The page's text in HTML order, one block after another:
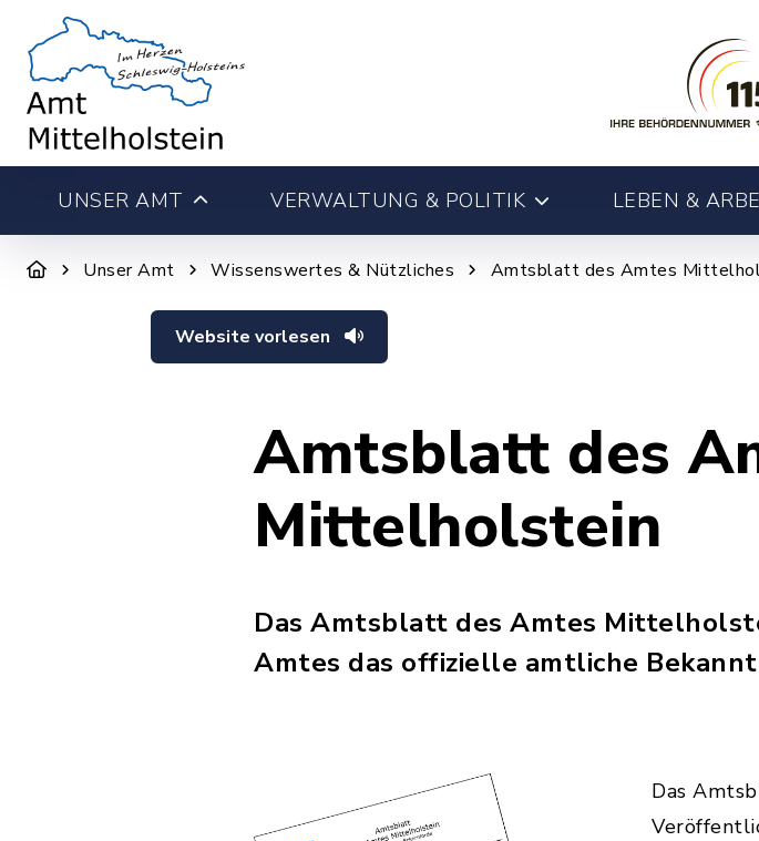
UNSER AMT VERWALTUNG & POLITIK LEBEN &
Unser Amt Wissenswertes & Nützliches Amtsblatt des Amtes
Website vorlesen
Amtsblatt des
Mittelholstein
Das Amtsblatt des Amtes
Amtes das offizielle amtliche
Das